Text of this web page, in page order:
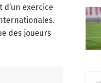
exercice
des joueurs